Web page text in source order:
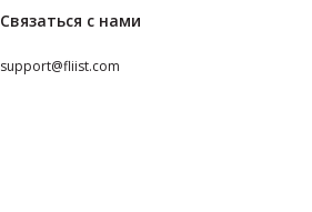
Связаться с нами
support@fliist.com